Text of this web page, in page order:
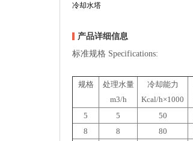
冷却水塔
产品详细信息
标准规格 Specifications:
规格
处理水量
m3/h
冷却能力
Kcal/h×1000
5
5 50
8
8 80